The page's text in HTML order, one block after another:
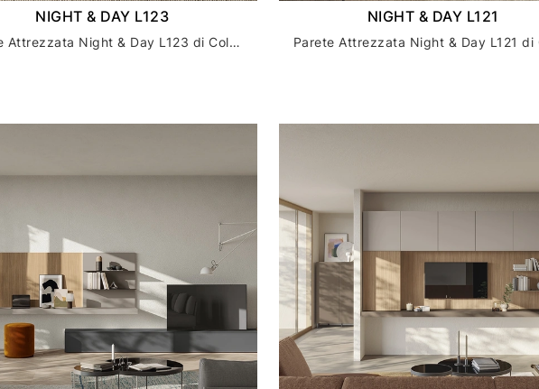
NIGHT & DAY L123
Parete Attrezzata Night & Day L123 di Colombini Casa
NIGHT & DAY L121